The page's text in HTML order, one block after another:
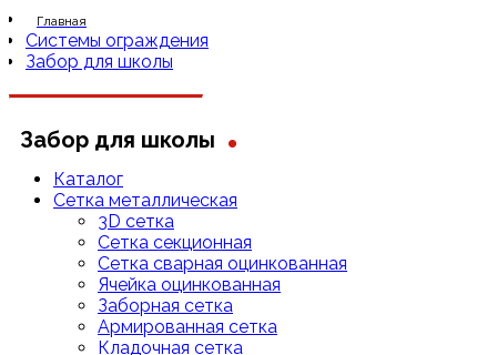
Главная
Системы ограждения
Забор для школы
Забор для школы .
Каталог
Сетка металлическая
3D сетка
Cетка cекционная
Сетка сварная оцинкованная
Ячейка оцинкованная
Заборная сетка
Армированная сетка
Кладочная сетка